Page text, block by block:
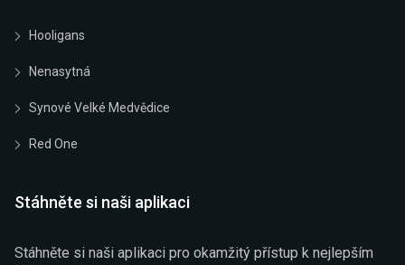
Hooligans
Nenasytná
Synové Velké Medvědice
Red One
Stáhněte si naši aplikaci
Stáhněte si naši aplikaci pro okamžitý přístup k nejlepším